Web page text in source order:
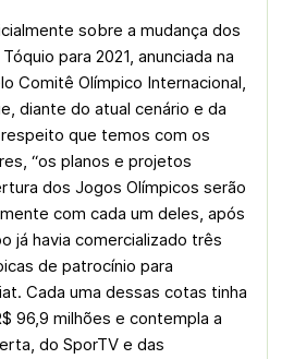
sobre a mudança dos
para 2021, anunciada na
Comitê Olímpico Internacional,
diante do atual cenário e da
que temos com os
“os planos e projetos
dos Jogos Olímpicos serão
com cada um deles, após
já havia comercializado três
de patrocínio para
Cada uma dessas cotas tinha
96,9 milhões e contempla a
do SporTV e das